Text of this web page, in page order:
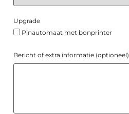
Upgrade
Pinautomaat met bonprinter
Bericht of extra informatie (optioneel)